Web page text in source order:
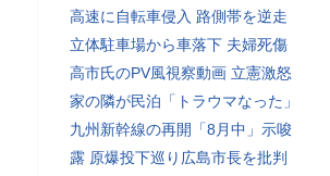
高速に自転車侵入 路側帯を逆走
立体駐車場から車落下 夫婦死傷
高市氏のPV風視察動画 立憲激怒
家の隣が民泊「トラウマなった」
九州新幹線の再開「8月中」示唆
露 原爆投下巡り広島市長を批判